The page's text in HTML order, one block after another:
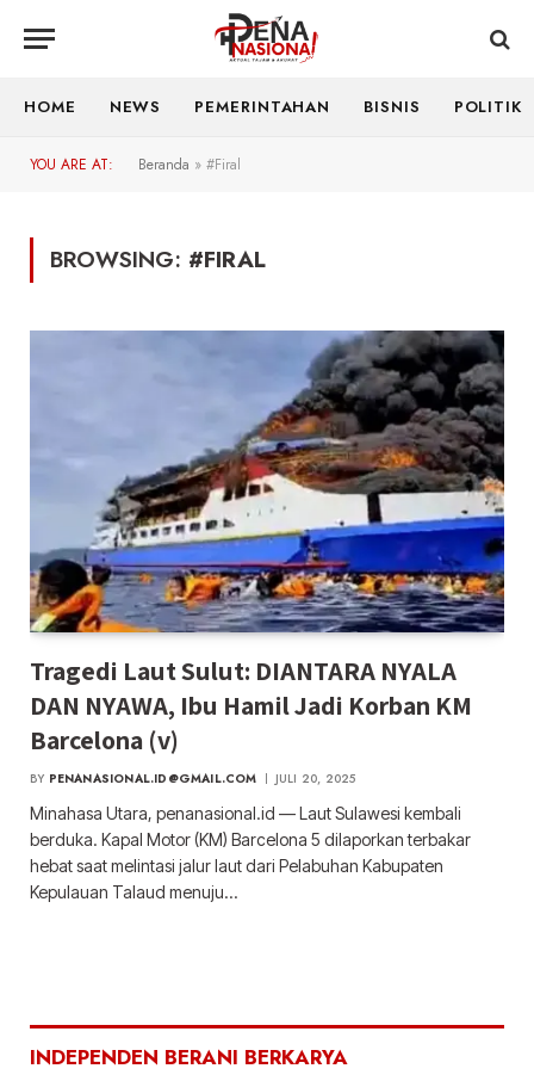
HOME NEWS PEMERINTAHAN BISNIS POLITIK
YOU ARE AT: Beranda » #Firal
BROWSING: #FIRAL
Tragedi Laut Sulut: DIANTARA NYALA
DAN NYAWA, Ibu Hamil Jadi Korban KM
Barcelona (v)
BY PENANASIONAL.ID@GMAIL.COM JULI 20, 2025
Minahasa Utara, penanasional.id — Laut Sulawesi kembali
berduka. Kapal Motor (KM) Barcelona 5 dilaporkan terbakar
hebat saat melintasi jalur laut dari Pelabuhan Kabupaten
Kepulauan Talaud menuju…
INDEPENDEN BERANI BERKARYA